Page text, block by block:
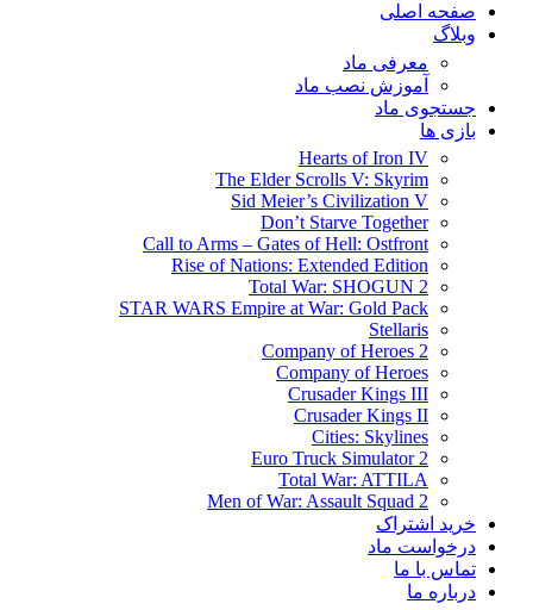
صفحه اصلی
وبلاگ
معرفی ماد
آموزش نصب ماد
جستجوی ماد
بازی ها
Hearts of Iron IV
The Elder Scrolls V: Skyrim
Sid Meier’s Civilization V
Don’t Starve Together
Call to Arms – Gates of Hell: Ostfront
Rise of Nations: Extended Edition
Total War: SHOGUN 2
STAR WARS Empire at War: Gold Pack
Stellaris
Company of Heroes 2
Company of Heroes
Crusader Kings III
Crusader Kings II
Cities: Skylines
Euro Truck Simulator 2
Total War: ATTILA
Men of War: Assault Squad 2
خرید اشتراک
درخواست ماد
تماس با ما
درباره ما